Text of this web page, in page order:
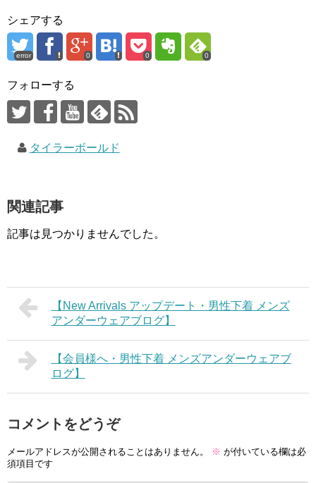
シェアする
error 0 0 0
フォローする
タイラーボールド
関連記事
記事は見つかりませんでした。
【New Arrivals アップデート・男性下着 メンズ
アンダーウェアブログ】
【会員様へ・男性下着 メンズアンダーウェアブ
ログ】
コメントをどうぞ
メールアドレスが公開されることはありません。 ※ が付いている欄は必
須項目です